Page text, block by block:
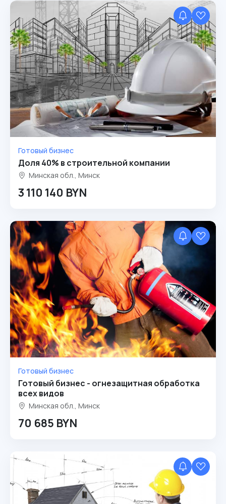
Готовый бизнес
Доля 40% в строительной компании
Минская обл., Минск
3 110 140 BYN
Готовый бизнес
Готовый бизнес - огнезащитная обработка
всех видов
Минская обл., Минск
70 685 BYN